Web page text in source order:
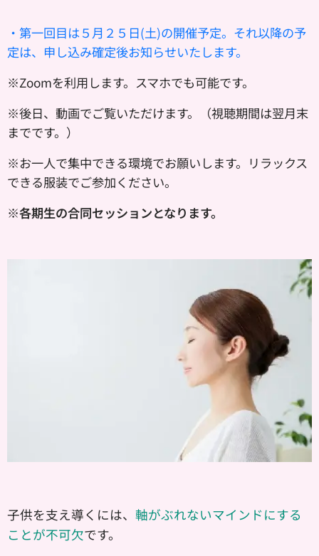
・第一回目は５月２５日(土)の開催予定。それ以降の予
定は、申し込み確定後お知らせいたします。
※Zoomを利用します。スマホでも可能です。
※後日、動画でご覧いただけます。
（視聴期間は翌月末
までです。）
※お一人で集中できる環境でお願いします。リラックス
できる服装でご参加ください。
※各期生の合同セッションとなります。
子供を支え導くには、 軸がぶれないマインドにする
ことが不可欠です。